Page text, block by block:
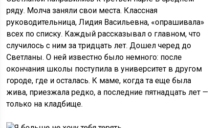
ряду. Молча заняли свои места. Классная
руководительница, Лидия Васильевна, «опрашивала»
всех по списку. Каждый рассказывал о главном, что
случилось с ним за тридцать лет. Дошел черед до
Светланы. О ней известно было немного: после
окончания школы поступила в университет в другом
городе, где и осталась. К маме, когда та еще была
жива, приезжала редко, а последние пятнадцать лет —
только на кладбище.